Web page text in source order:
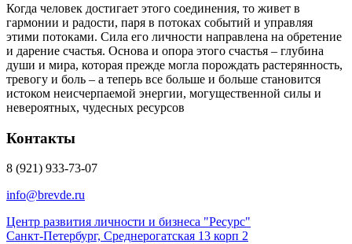
Когда человек достигает этого соединения, то живет в
гармонии и радости, паря в потоках событий и управляя
этими потоками. Сила его личности направлена на обретение
и дарение счастья. Основа и опора этого счастья – глубина
души и мира, которая прежде могла порождать растерянность,
тревогу и боль – а теперь все больше и больше становится
истоком неисчерпаемой энергии, могущественной силы и
невероятных, чудесных ресурсов
Контакты
8 (921) 933-73-07
info@brevde.ru
Центр развития личности и бизнеса "Ресурс"
Санкт-Петербург, Среднерогатская 13 корп 2